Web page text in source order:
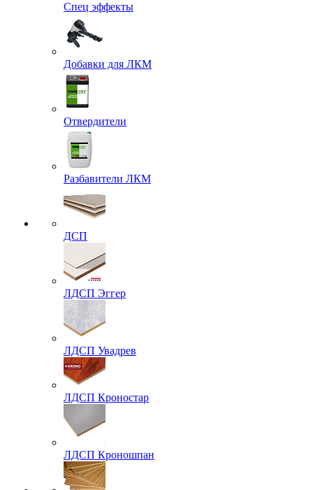
Спец эффекты
Добавки для ЛКМ
Отвердители
Разбавители ЛКМ
ДСП
ЛДСП Эггер
ЛДСП Увадрев
ЛДСП Кроностар
ЛДСП Кроношпан